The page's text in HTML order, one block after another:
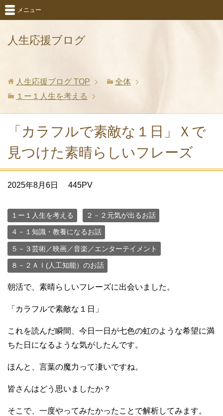
人生応援ブログ
メニュー
人生応援ブログ TOP
全体
１ー１人生を考える
「カラフルで素敵な１日」Ｘで
見つけた素晴らしいフレーズ
2025年8月6日 445PV
１ー１人生を考える ２－２元気が出るお話
４－１知識・教養になるお話
５－３芸術／映画／音楽／エンターテイメント
８－２ＡＩ(人工知能）のお話
朝活で、素晴らしいフレーズに出会いました。
「カラフルで素敵な１日」
これを読んだ瞬間、今日一日が七色の虹のような希望に満
ちた日になるような気がしたんです。
ほんと、言葉の魔力って凄いですね。
皆さんはどう思いましたか？
そこで、一度やってみたかったことで解析してみます。